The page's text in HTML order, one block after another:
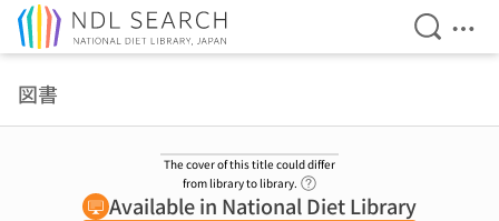
Open
図書
The cover of this title could differ
from library to library.
Available in National Diet Library